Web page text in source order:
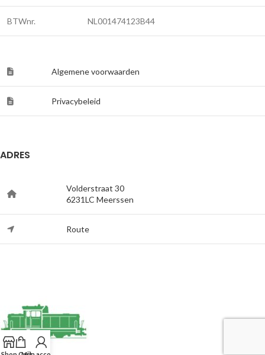
BTWnr. NL001474123B44
Algemene voorwaarden
Privacybeleid
ADRES
Volderstraat 30
6231LC Meerssen
Route